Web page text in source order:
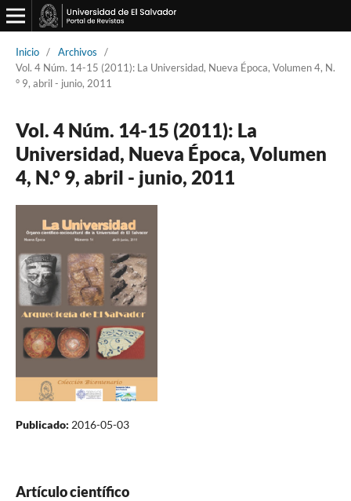
Inicio / Archivos
/
Vol. 4 Núm. 14-15 (2011): La Universidad, Nueva Época, Volumen 4, N.
° 9, abril - junio, 2011
Vol. 4 Núm. 14-15 (2011): La
Universidad, Nueva Época, Volumen
4, N.° 9, abril - junio, 2011
Publicado: 2016-05-03
Artículo científico